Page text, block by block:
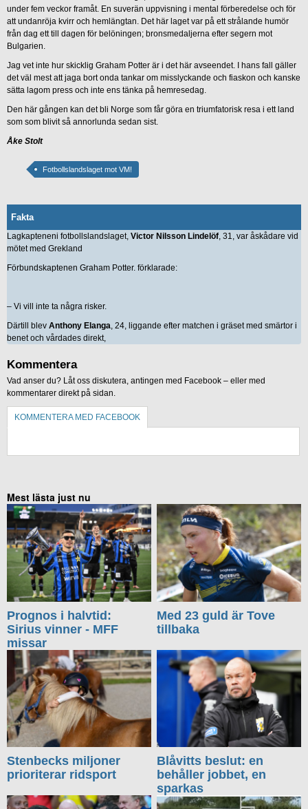
under fem veckor framåt. En suverän uppvisning i mental förberedelse och för
att undanröja kvirr och hemlängtan. Det här laget var på ett strålande humör
från dag ett till dagen för belöningen; bronsmedaljerna efter segern mot
Bulgarien.
Jag vet inte hur skicklig Graham Potter är i det här avseendet. I hans fall gäller
det väl mest att jaga bort onda tankar om misslyckande och fiaskon och kanske
sätta lagom press och inte ens tänka på hemresedag.
Den här gången kan det bli Norge som får göra en triumfatorisk resa i ett land
som som blivit så annorlunda sedan sist.
Åke Stolt
Fotbollslandslaget mot VM!
Fakta
Lagkapteneni fotbollslandslaget, Victor Nilsson Lindelöf , 31, var åskådare vid
mötet med Grekland
Förbundskaptenen Graham Potter. förklarade:
– Vi vill inte ta några risker.
Därtill blev Anthony Elanga , 24, liggande efter matchen i gräset med smärtor i
benet och vårdades direkt,
Kommentera
Vad anser du? Låt oss diskutera, antingen med Facebook – eller med
kommentarer direkt på sidan.
KOMMENTERA MED FACEBOOK
Mest lästa just nu
Prognos i halvtid:
Sirius vinner - MFF
missar
Med 23 guld är Tove
tillbaka
Stenbecks miljoner
prioriterar ridsport
Blåvitts beslut: en
behåller jobbet, en
sparkas